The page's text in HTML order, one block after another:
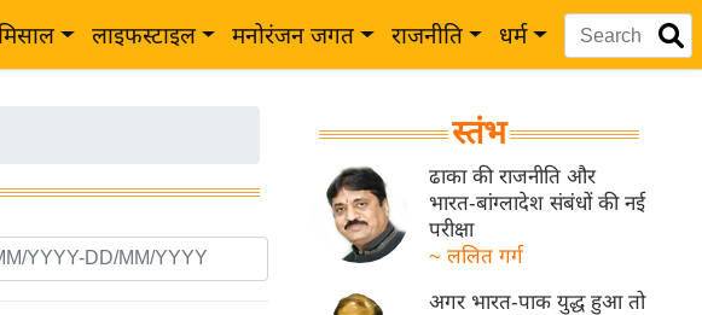
लाइफस्टाइल मनोरंजन जगत राजनीति धर्म
स्तंभ
ढाका की राजनीति और
भारत-बांग्लादेश संबंधों की नई
परीक्षा
~ ललित गर्ग
अगर भारत-पाक युद्ध हुआ तो